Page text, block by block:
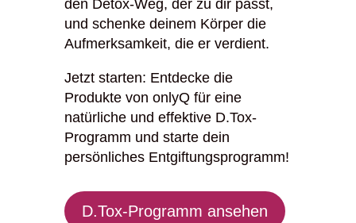
den Detox-Weg, der zu dir passt,
und schenke deinem Körper die
Aufmerksamkeit, die er verdient.
Jetzt starten: Entdecke die
Produkte von onlyQ für eine
natürliche und effektive D.Tox-
Programm und starte dein
persönliches Entgiftungsprogramm!
D.Tox-Programm ansehen